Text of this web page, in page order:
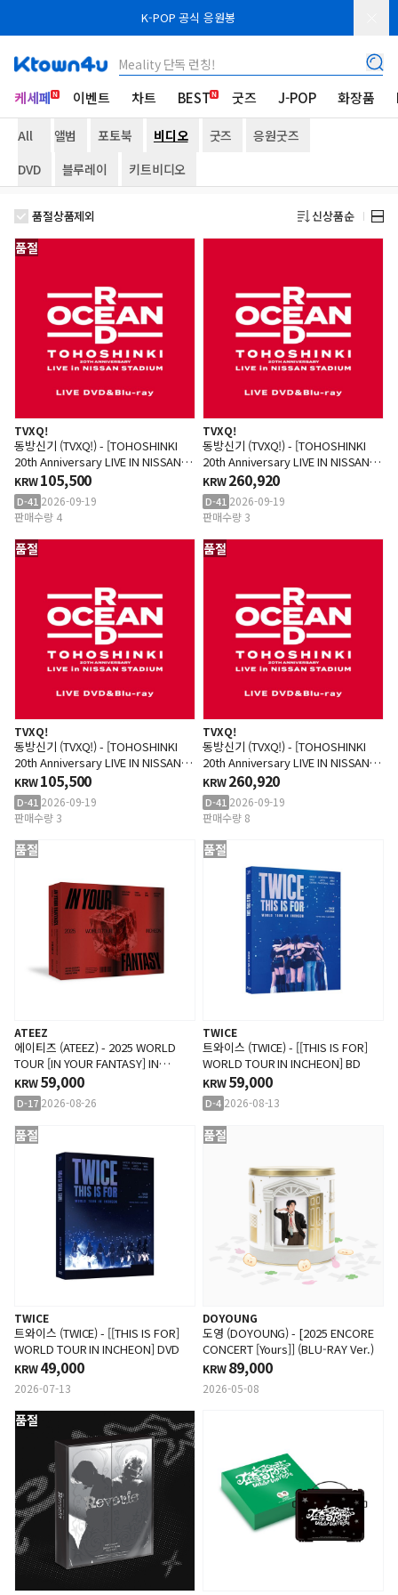
K-POP 공식 응원봉
Meality 단독 런칭!
케세페 이벤트 차트 BEST 굿즈 J-POP 화장품
All 앨범 포토북 비디오 굿즈
응원굿즈
DVD
블루레이 키트비디오
품절상품제외 신상품순
품절
TVXQ!
동방신기 (TVXQ!) - [TOHOSHINKI
20th Anniversary LIVE IN NISSAN
STADIUM - RED OCEAN] (일반반)
(DVD)
KRW105,500
D-41 2026-09-19
판매수량 4
TVXQ!
동방신기 (TVXQ!) - [TOHOSHINKI
20th Anniversary LIVE IN NISSAN
STADIUM - RED OCEAN] (한정반)
(DVD)
KRW260,920
D-41 2026-09-19
판매수량 3
품절
TVXQ!
동방신기 (TVXQ!) - [TOHOSHINKI
20th Anniversary LIVE IN NISSAN
STADIUM - RED OCEAN] (일반반)
(Blu-ray)
KRW105,500
D-41 2026-09-19
판매수량 3
품절
TVXQ!
동방신기 (TVXQ!) - [TOHOSHINKI
20th Anniversary LIVE IN NISSAN
STADIUM - RED OCEAN] (한정반)
(Blu-ray)
KRW260,920
D-41 2026-09-19
판매수량 8
품절
ATEEZ
에이티즈 (ATEEZ) - 2025 WORLD
TOUR [IN YOUR FANTASY] IN
INCHEON DVD
KRW59,000
D-17 2026-08-26
품절
TWICE
트와이스 (TWICE) - [[THIS IS FOR]
WORLD TOUR IN INCHEON] BD
KRW59,000
D-4 2026-08-13
품절
TWICE
트와이스 (TWICE) - [[THIS IS FOR]
WORLD TOUR IN INCHEON] DVD
KRW49,000
2026-07-13
품절
DOYOUNG
도영 (DOYOUNG) - [2025 ENCORE
CONCERT [Yours]] (BLU-RAY Ver.)
KRW89,000
2026-05-08
품절